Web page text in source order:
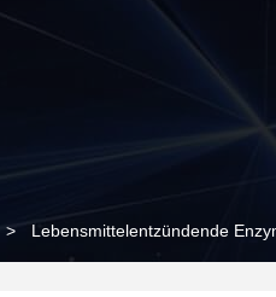
> Lebensmittelentzündende